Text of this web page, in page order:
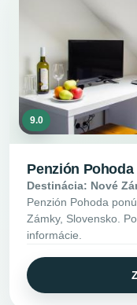
9.0
Penzión Pohoda
Destinácia: Nové
Penzión Pohoda
Zámky, Slovensko.
informácie.